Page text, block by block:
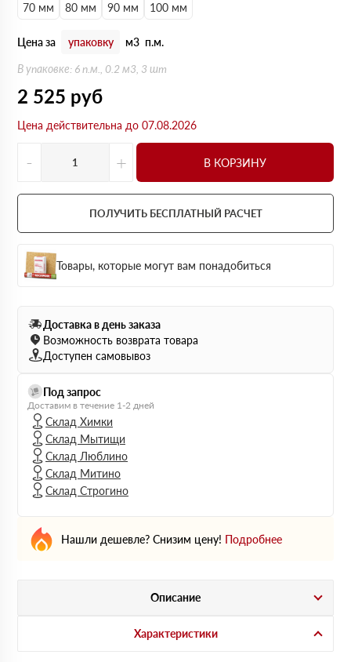
70 мм
80 мм 90 мм 100 мм
Цена за упаковку м3 п.м.
В упаковке: 6 п.м., 0.2 м3, 3 шт
2 525 руб
Цена действительна до 07.08.2026
- + В КОРЗИНУ
ПОЛУЧИТЬ БЕСПЛАТНЫЙ РАСЧЕТ
Товары, которые могут вам понадобиться
Доставка в день заказа
Возможность возврата товара
Доступен самовывоз
Под запрос
Доставим в течение 1-2 дней
Склад Химки
Склад Мытищи
Склад Люблино
Склад Митино
Склад Строгино
Нашли дешевле? Снизим цену! Подробнее
Описание
Характеристики